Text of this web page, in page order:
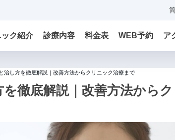
ク紹介 診療内容 料金表 WEB予約 ア
治し方を徹底解説｜改善方法からクリニック治療まで
徹底解説｜改善方法から